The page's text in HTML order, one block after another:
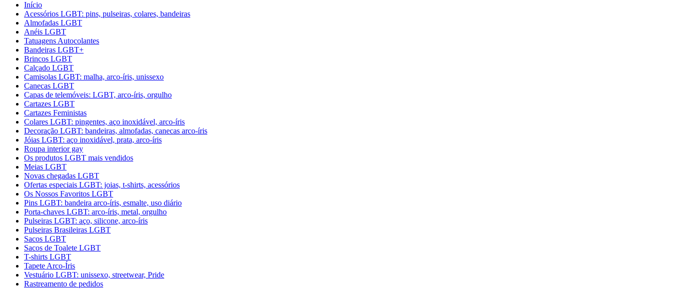
Início
Acessórios LGBT: pins, pulseiras, colares, bandeiras
Almofadas LGBT
Anéis LGBT
Tatuagens Autocolantes
Bandeiras LGBT+
Brincos LGBT
Calçado LGBT
Camisolas LGBT: malha, arco-íris, unissexo
Canecas LGBT
Capas de telemóveis: LGBT, arco-íris, orgulho
Cartazes LGBT
Cartazes Feministas
Colares LGBT: pingentes, aço inoxidável, arco-íris
Decoração LGBT: bandeiras, almofadas, canecas arco-íris
Jóias LGBT: aço inoxidável, prata, arco-íris
Roupa interior gay
Os produtos LGBT mais vendidos
Meias LGBT
Novas chegadas LGBT
Ofertas especiais LGBT: joias, t-shirts, acessórios
Os Nossos Favoritos LGBT
Pins LGBT: bandeira arco-íris, esmalte, uso diário
Porta-chaves LGBT: arco-íris, metal, orgulho
Pulseiras LGBT: aço, silicone, arco-íris
Pulseiras Brasileiras LGBT
Sacos LGBT
Sacos de Toalete LGBT
T-shirts LGBT
Tapete Arco-Íris
Vestuário LGBT: unissexo, streetwear, Pride
Rastreamento de pedidos